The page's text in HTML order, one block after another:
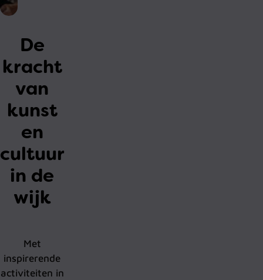
De
kracht
van
kunst
en
cultuur
in de
wijk
Met
inspirerende
activiteiten in